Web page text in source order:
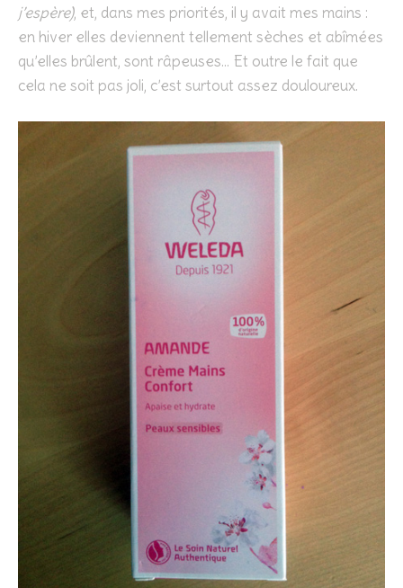
j’espère), et, dans mes priorités, il y avait mes mains :
en hiver elles deviennent tellement sèches et abîmées
qu’elles brûlent, sont râpeuses… Et outre le fait que
cela ne soit pas joli, c’est surtout assez douloureux.